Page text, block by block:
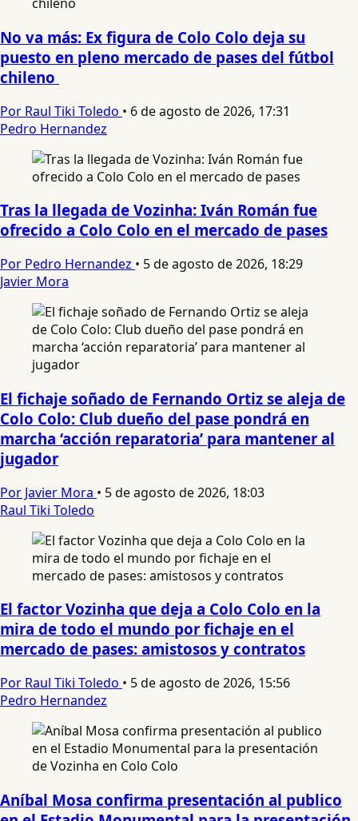
No va más: Ex figura de Colo Colo deja su
puesto en pleno mercado de pases del fútbol
chileno
Por Raul Tiki Toledo • 6 de agosto de 2026, 17:31
Pedro Hernandez
Tras la llegada de Vozinha: Iván Román fue
ofrecido a Colo Colo en el mercado de pases
Por Pedro Hernandez • 5 de agosto de 2026, 18:29
Javier Mora
El fichaje soñado de Fernando Ortiz se aleja de
Colo Colo: Club dueño del pase pondrá en
marcha ‘acción reparatoria’ para mantener al
jugador
Por Javier Mora • 5 de agosto de 2026, 18:03
Raul Tiki Toledo
El factor Vozinha que deja a Colo Colo en la
mira de todo el mundo por fichaje en el
mercado de pases: amistosos y contratos
Por Raul Tiki Toledo • 5 de agosto de 2026, 15:56
Pedro Hernandez
Aníbal Mosa confirma presentación al publico